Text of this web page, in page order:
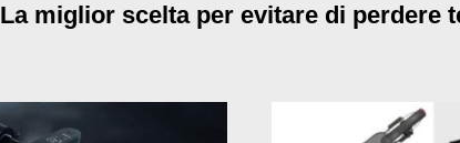
La miglior scelta per evitare di perdere